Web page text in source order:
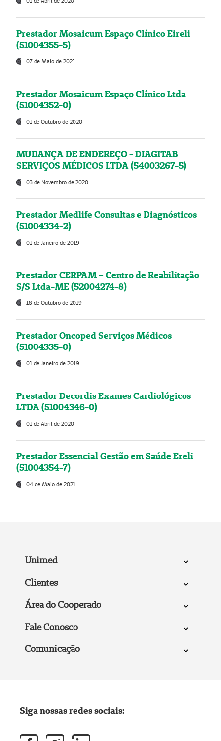
Prestador Mosaicum Espaço Clínico Eireli
(51004355-5)
07 de Maio de 2021
Prestador Mosaicum Espaço Clínico Ltda
(51004352-0)
01 de Outubro de 2020
MUDANÇA DE ENDEREÇO - DIAGITAB
SERVIÇOS MÉDICOS LTDA (54003267-5)
03 de Novembro de 2020
Prestador Medlife Consultas e Diagnósticos
(51004334-2)
01 de Janeiro de 2019
Prestador CERPAM – Centro de Reabilitação
S/S Ltda-ME (52004274-8)
18 de Outubro de 2019
Prestador Oncoped Serviços Médicos
(51004335-0)
01 de Janeiro de 2019
Prestador Decordis Exames Cardiológicos
LTDA (51004346-0)
01 de Abril de 2020
Prestador Essencial Gestão em Saúde Ereli
(51004354-7)
04 de Maio de 2021
Unimed
Clientes
Área do Cooperado
Fale Conosco
Comunicação
Siga nossas redes sociais: